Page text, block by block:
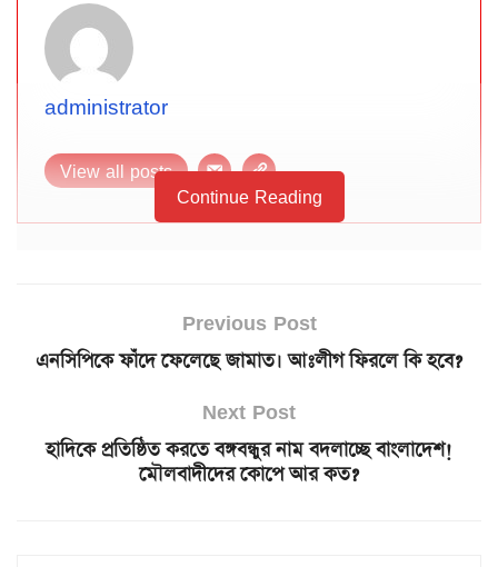
administrator
View all posts
Continue Reading
Previous Post
এনসিপিকে ফাঁদে ফেলেছে জামাত। আঃলীগ ফিরলে কি হবে?
Next Post
হাদিকে প্রতিষ্ঠিত করতে বঙ্গবন্ধুর নাম বদলাচ্ছে বাংলাদেশ!
মৌলবাদীদের কোপে আর কত?